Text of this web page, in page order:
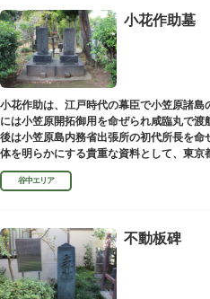
小花作助墓
小花作助は、江戸時代の幕臣で小笠原諸島
には小笠原開拓御用を命ぜられ咸臨丸で
後は小笠原島内務省出張所の初代所長を
体を明らかにする貴重な資料として、東京
す。お墓は谷中霊園にあります。
谷中エリア
不動板碑